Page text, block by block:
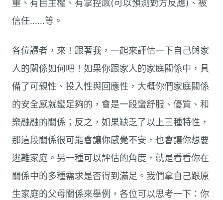
重、有自主權、有掌控感(可以預測對方反應)、被
信任……等。
各位讀者，來！跟著我，一起來評估一下自己與家
人的關係如何吧！如果你跟家人的家庭關係中，具
備了可親性、投入性與回應性，大概你們家庭關係
的安全感就蠻足夠的，會是一段蠻舒服、優質、和
樂融融的關係；反之，如果缺乏了以上三種特性，
那這段關係很可能會讓你感覺不安，也會讓你想要
逃離家庭。另一種可以評估的角度，就是看看你在
關係中的多種需求是否得到滿足。我們拿自己跟原
生家庭的父母關係來舉例，各位可以思考一下：你